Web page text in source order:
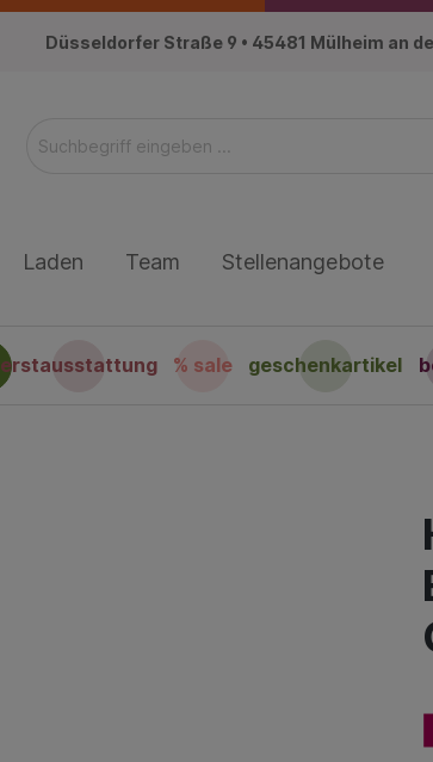
Düsseldorfer Straße 9 • 45481 Mülheim an
Laden Team Stellenangebote
erstausstattung % sale geschenkartikel